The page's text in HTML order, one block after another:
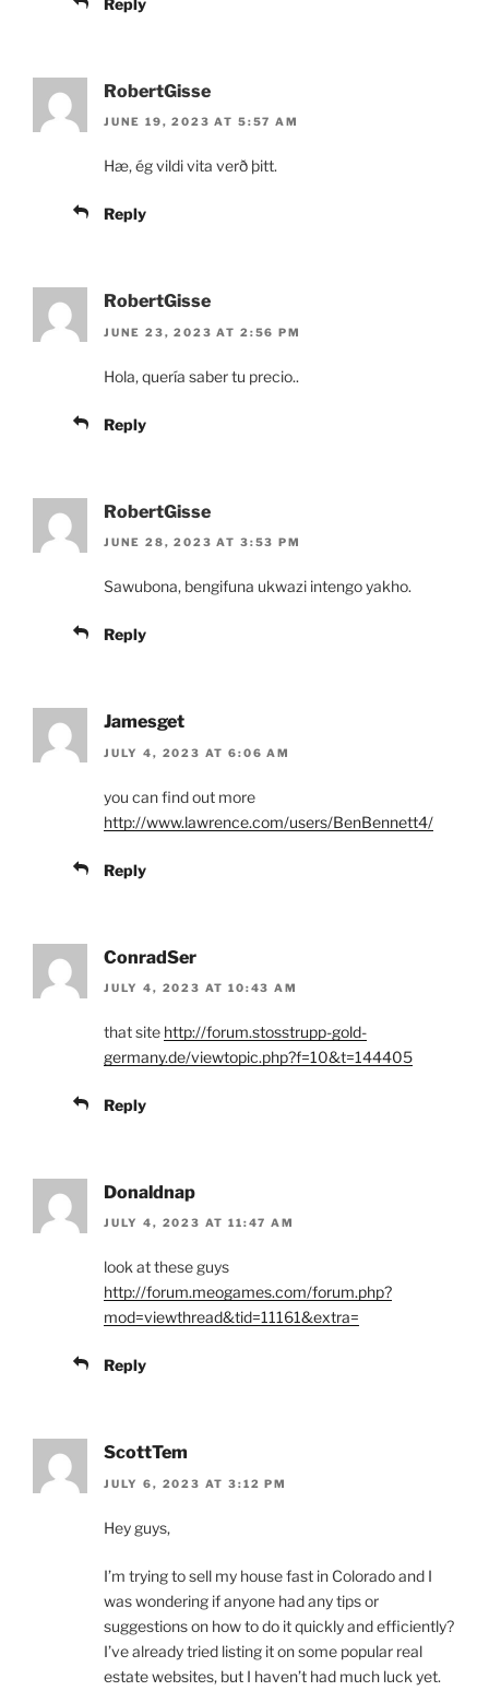
Reply
RobertGisse
JUNE 19, 2023 AT 5:57 AM
Hæ, ég vildi vita verð þitt.
Reply
RobertGisse
JUNE 23, 2023 AT 2:56 PM
Hola, quería saber tu precio..
Reply
RobertGisse
JUNE 28, 2023 AT 3:53 PM
Sawubona, bengifuna ukwazi intengo yakho.
Reply
Jamesget
JULY 4, 2023 AT 6:06 AM
you can find out more
http://www.lawrence.com/users/BenBennett4/
Reply
ConradSer
JULY 4, 2023 AT 10:43 AM
that site http://forum.stosstrupp-gold-
germany.de/viewtopic.php?f=10&t=144405
Reply
Donaldnap
JULY 4, 2023 AT 11:47 AM
look at these guys
http://forum.meogames.com/forum.php?
mod=viewthread&tid=11161&extra=
Reply
ScottTem
JULY 6, 2023 AT 3:12 PM
Hey guys,
I’m trying to sell my house fast in Colorado and I
was wondering if anyone had any tips or
suggestions on how to do it quickly and efficiently?
I’ve already tried listing it on some popular real
estate websites, but I haven’t had much luck yet.